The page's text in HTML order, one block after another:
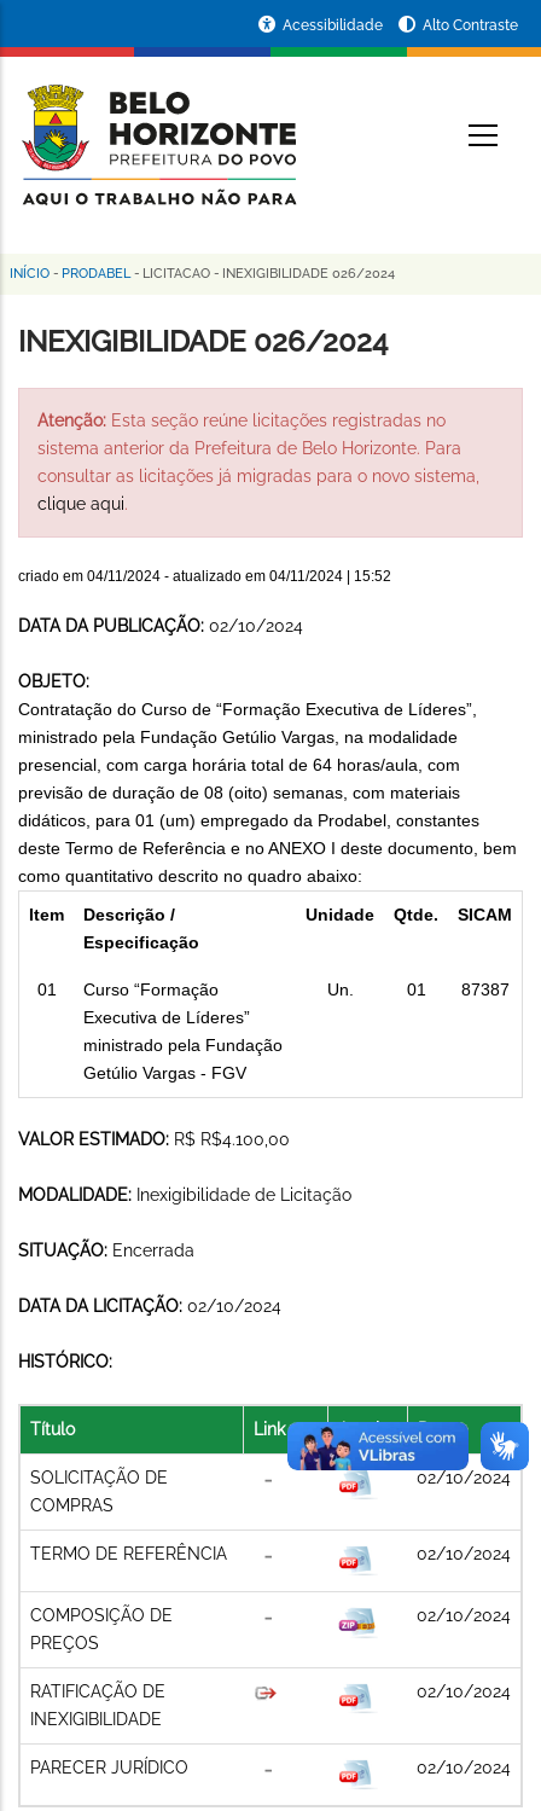
conteúdo
principal
da
Prefeitura
de
Horizonte
Acessibilidade Alto Contraste
Trilha
de
INÍCIO - PRODABEL - LICITACAO - INEXIGIBILIDADE 026/2024
INEXIGIBILIDADE 026/2024
Atenção: Esta seção reúne licitações registradas no
sistema anterior da Prefeitura de Belo Horizonte. Para
consultar as licitações já migradas para o novo sistema,
clique aqui.
criado em 04/11/2024 - atualizado em 04/11/2024 | 15:52
DATA DA PUBLICAÇÃO: 02/10/2024
OBJETO:
Contratação do Curso de “Formação Executiva de Líderes”,
ministrado pela Fundação Getúlio Vargas, na modalidade
presencial, com carga horária total de 64 horas/aula, com
previsão de duração de 08 (oito) semanas, com materiais
didáticos, para 01 (um) empregado da Prodabel, constantes
deste Termo de Referência e no ANEXO I deste documento, bem
como quantitativo descrito no quadro abaixo:
Item
Descrição /
Especificação
Unidade Qtde. SICAM
01
Curso “Formação
Executiva de Líderes”
ministrado pela Fundação
Getúlio Vargas - FGV
Un. 01 87387
VALOR ESTIMADO: R$ R$4.100,00
MODALIDADE: Inexigibilidade de Licitação
SITUAÇÃO: Encerrada
DATA DA LICITAÇÃO: 02/10/2024
HISTÓRICO:
Título Link Arquivo Data
SOLICITAÇÃO DE
COMPRAS
02/10/2024
TERMO DE REFERÊNCIA 02/10/2024
COMPOSIÇÃO DE
PREÇOS
02/10/2024
RATIFICAÇÃO DE
INEXIGIBILIDADE
02/10/2024
PARECER JURÍDICO 02/10/2024